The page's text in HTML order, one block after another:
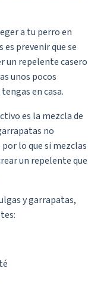
a tu perro en
prevenir que se
un repelente casero
unos pocos
en casa.
es la mezcla de
no
lo que si mezclas
un repelente que
y garrapatas,